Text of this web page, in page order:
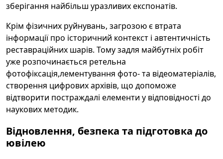
зберігання найбільш уразливих експонатів.
Крім фізичних руйнувань, загрозою є втрата
інформації про історичний контекст і автентичність
реставраційних шарів. Тому задля майбутніх робіт
уже розпочинається ретельна
фотофіксація,лементування фото- та відеоматеріалів,
створення цифрових архівів, що допоможе
відтворити постраждалі елементи у відповідності до
наукових методик.
Відновлення, безпека та підготовка до
ювілею